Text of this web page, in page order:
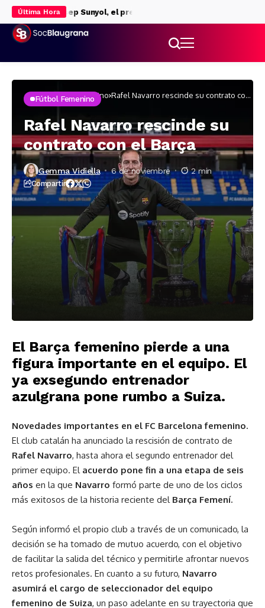
Última Hora
Ferran Josep Sunyol, el presidente fusilado: 90 años de un
Inicio Fútbol femenino Rafel Navarro rescinde su contrato con
Fútbol Femenino
Rafel Navarro rescinde su
contrato con el Barça
Gemma Vidiella 6 de noviembre 2 min
Compartir
El Barça femenino pierde a una
figura importante en el equipo. El
ya exsegundo entrenador
azulgrana pone rumbo a Suiza.
Novedades importantes en el FC Barcelona femenino.
El club catalán ha anunciado la rescisión de contrato de
Rafel Navarro, hasta ahora el segundo entrenador del
primer equipo. El acuerdo pone fin a una etapa de seis
años en la que Navarro formó parte de uno de los ciclos
más exitosos de la historia reciente delBarça Femení.
Según informó el propio club a través de un comunicado, la
decisión se ha tomado de mutuo acuerdo, con el objetivo
de facilitar la salida del técnico y permitirle afrontar nuevos
retos profesionales. En cuanto a su futuro, Navarro
asumirá el cargo de seleccionador del equipo
femenino de Suiza, un paso adelante en su trayectoria que